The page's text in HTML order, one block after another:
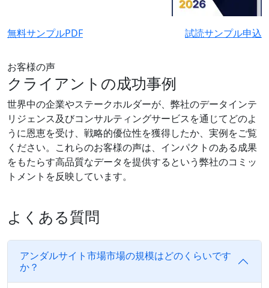
無料サンプルPDF 試読サンプル申込
お客様の声
クライアントの成功事例
世界中の企業やステークホルダーが、弊社のデータインテ
リジェンス及びコンサルティングサービスを通じてどのよ
うに恩恵を受け、戦略的優位性を獲得したか、実例をご覧
ください。これらのお客様の声は、インパクトのある成果
をもたらす高品質なデータを提供するという弊社のコミッ
トメントを反映しています。
よくある質問
アンダルサイト市場市場の規模はどのくらいです
か？